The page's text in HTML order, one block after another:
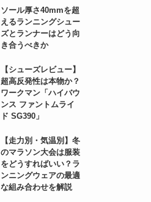
ソール厚さ40mmを超
えるランニングシュー
ズとランナーはどう向
き合うべきか
【シューズレビュー】
超高反発性は本物か？
ワークマン「ハイバウ
ンス ファントムライ
ド SG390」
【走力別・気温別】冬
のマラソン大会は服装
をどうすればいい？ラ
ンニングウェアの最適
な組み合わせを解説